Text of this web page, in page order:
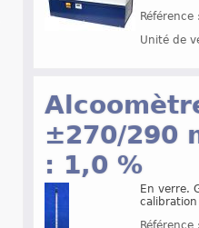
Unité de
±270/290
: 1,0 %
En verre.